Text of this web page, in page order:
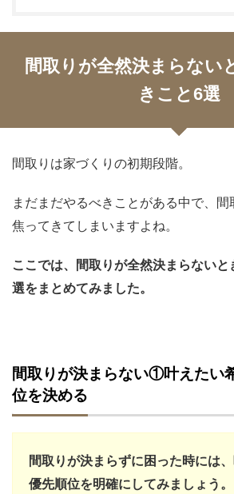
間取りが全然決まらない
きこと6選
間取りは家づくりの初期段階。
まだまだやるべきことがある中で、間
焦ってきてしまいますよね。
ここでは、間取りが全然決まらない
選をまとめてみました。
間取りが決まらない①叶えたい
位を決める
間取りが決まらずに困った時には
優先順位を明確にしてみましょう。